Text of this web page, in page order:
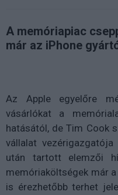
A memóriapiac
már az iPhone
Az Apple egyelőre
vásárlókat a
hatásától, de Tim Cook
vállalat
után tartott elemzői
memóriaköltségek már
is érezhetőbb terhet